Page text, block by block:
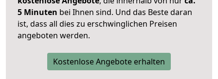
5 Minuten bei Ihnen sind. Und das Beste daran
ist, dass all dies zu erschwinglichen Preisen
angeboten werden.
Kostenlose Angebote erhalten